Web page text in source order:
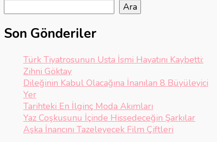
Ara
Son Gönderiler
Türk Tiyatrosunun Usta İsmi Hayatını Kaybetti:
Zihni Göktay
Dileğinin Kabul Olacağına İnanılan 8 Büyüleyici
Yer
Tarihteki En İlginç Moda Akımları
Yaz Coşkusunu İçinde Hissedeceğin Şarkılar
Aşka İnancını Tazeleyecek Film Çiftleri